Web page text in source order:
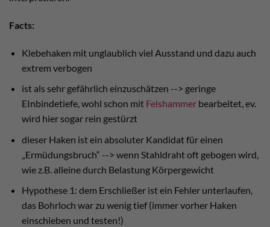
Facts:
Klebehaken mit unglaublich viel Ausstand und dazu auch
extrem verbogen
ist als sehr gefährlich einzuschätzen --> geringe
EInbindetiefe, wohl schon mit Felshammerbearbeitet, ev.
wird hier sogar rein gestürzt
dieser Haken ist ein absoluter Kandidat für einen
„Ermüdungsbruch“ --> wenn Stahldraht oft gebogen wird,
wie z.B. alleine durch Belastung Körpergewicht
Hypothese 1: dem Erschließer ist ein Fehler unterlaufen,
das Bohrloch war zu wenig tief (immer vorher Haken
einschieben und testen!)